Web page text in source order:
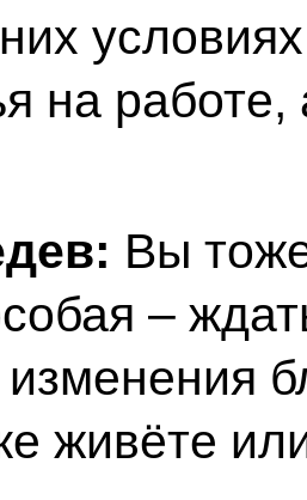
на работе,
Вы
–
изменения
живёте